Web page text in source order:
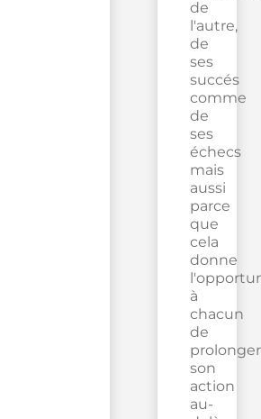
de
l'autre,
de
ses
succés
comme
de
ses
échecs
mais
aussi
parce
que
cela
donne
à
chacun
de
prolonger
son
action
au-